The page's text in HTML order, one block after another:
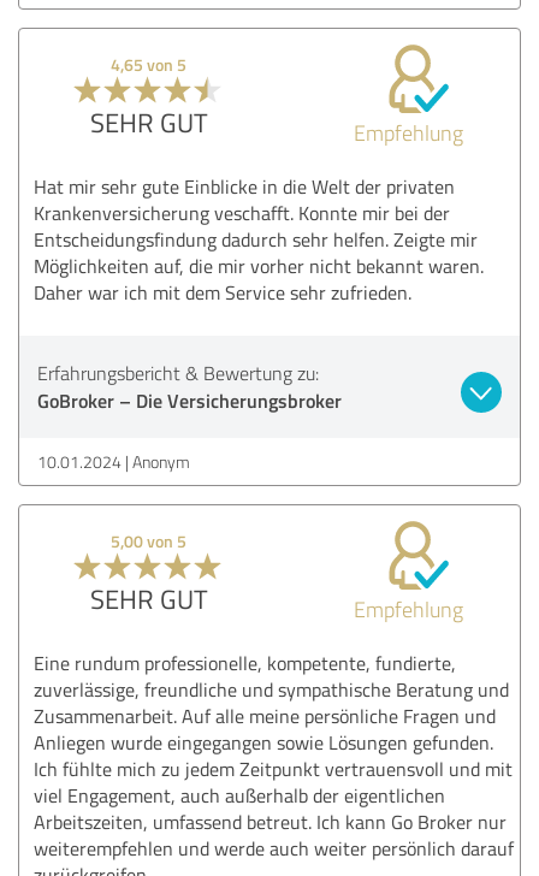
4,65 von 5
SEHR GUT Empfehlung
Hat mir sehr gute Einblicke in die Welt der privaten
Krankenversicherung veschafft. Konnte mir bei der
Entscheidungsfindung dadurch sehr helfen. Zeigte mir
Möglichkeiten auf, die mir vorher nicht bekannt waren.
Daher war ich mit dem Service sehr zufrieden.
Erfahrungsbericht & Bewertung zu:
GoBroker – Die Versicherungsbroker
10.01.2024 Anonym
5,00 von 5
SEHR GUT Empfehlung
Eine rundum professionelle, kompetente, fundierte,
zuverlässige, freundliche und sympathische Beratung und
Zusammenarbeit. Auf alle meine persönliche Fragen und
Anliegen wurde eingegangen sowie Lösungen gefunden.
Ich fühlte mich zu jedem Zeitpunkt vertrauensvoll und mit
viel Engagement, auch außerhalb der eigentlichen
Arbeitszeiten, umfassend betreut. Ich kann Go Broker nur
weiterempfehlen und werde auch weiter persönlich darauf